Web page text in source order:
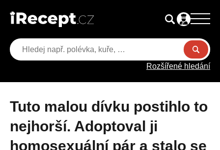
Rozšířené hledání
Tuto malou dívku postihlo to
nejhorší. Adoptoval ji
homosexuální pár a stalo se